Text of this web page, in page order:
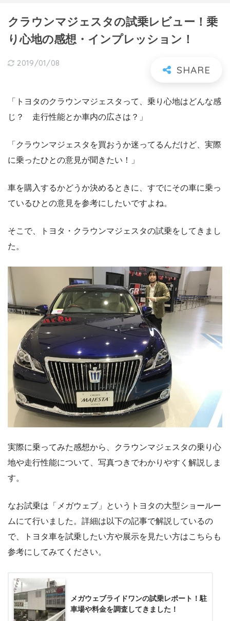
クラウンマジェスタの試乗レビュー！乗
り心地の感想・インプレッション！
2019/01/08
「トヨタのクラウンマジェスタって、乗り心地はどんな感
じ？ 走行性能とか車内の広さは？」
「クラウンマジェスタを買おうか迷ってるんだけど、実際
に乗ったひとの意見が聞きたい！」
車を購入するかどうか決めるときに、すでにその車に乗っ
ているひとの意見を参考にしたいですよね。
そこで、トヨタ・クラウンマジェスタの試乗をしてきまし
た。
実際に乗ってみた感想から、クラウンマジェスタの乗り心
地や走行性能について、写真つきでわかりやすく解説しま
す。
なお試乗は「メガウェブ」というトヨタの大型ショールー
ムにて行いました。詳細は以下の記事で解説しているの
で、トヨタ車を試乗したい方や展示を見たい方はこちらも
参考にしてみてください。
メガウェブライドワンの試乗レポート！駐
車場や料金を調査してきました！